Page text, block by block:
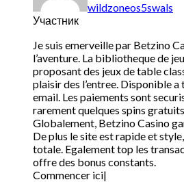
wildzoneos5swals
Участник
Je suis emerveille par Betzino
l’aventure. La bibliotheque de
proposant des jeux de table
plaisir des l’entree. Disponible
email. Les paiements sont
rarement quelques spins
Globalement, Betzino Casino
De plus le site est rapide et
totale. Egalement top les
offre des bonus constants.
Commencer ici|